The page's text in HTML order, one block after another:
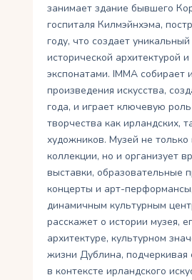
занимает здание бывшего
госпиталя Килмэйнхэма,
году, что создает
исторической архитектурой
экспонатами. IMMA собирает
произведения искусства,
года, и играет ключевую
творчества как ирландских,
художников. Музей не только
коллекции, но и организует
выставки, образовательные
концерты и арт-
динамичным культурным
расскажет о истории музея,
архитектуре, культурном
жизни Дублина, подчеркивая
в контексте ирландского